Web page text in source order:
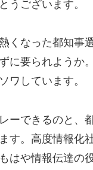
うございます。
くなった都知事
に要られようか。
ワしています。
ーできるのと、
す。高度情報化
はや情報伝達の